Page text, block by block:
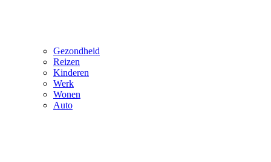
Gezondheid
Reizen
Kinderen
Werk
Wonen
Auto